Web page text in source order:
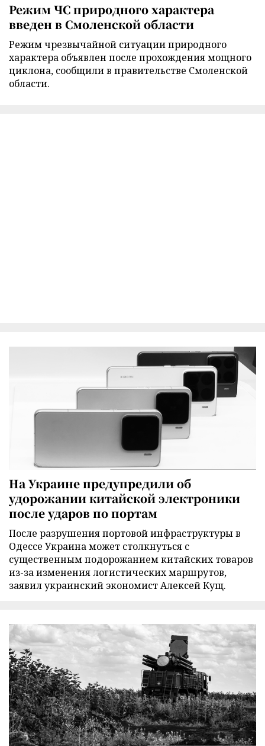
Режим ЧС природного характера
введен в Смоленской области
Режим чрезвычайной ситуации природного
характера объявлен после прохождения мощного
циклона, сообщили в правительстве Смоленской
области.
На Украине предупредили об
удорожании китайской электроники
после ударов по портам
После разрушения портовой инфраструктуры в
Одессе Украина может столкнуться с
существенным подорожанием китайских товаров
из-за изменения логистических маршрутов,
заявил украинский экономист Алексей Кущ.